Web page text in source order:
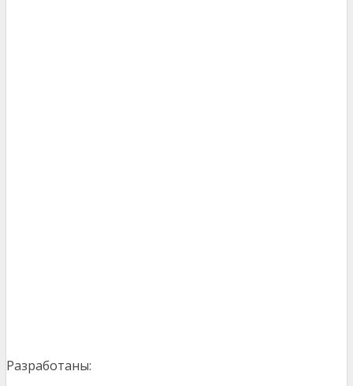
Разработаны: